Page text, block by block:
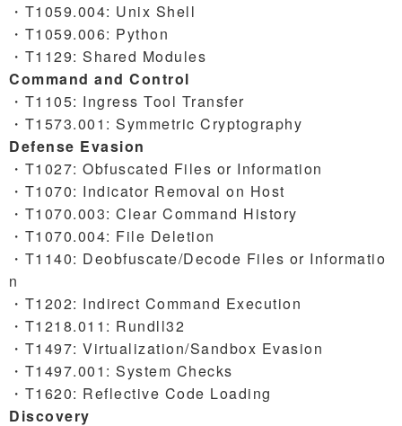
・T1059.004: Unix Shell
・T1059.006: Python
・T1129: Shared Modules
Command and Control
・T1105: Ingress Tool Transfer
・T1573.001: Symmetric Cryptography
Defense Evasion
・T1027: Obfuscated Files or Information
・T1070: Indicator Removal on Host
・T1070.003: Clear Command History
・T1070.004: File Deletion
・T1140: Deobfuscate/Decode Files or Informatio
n
・T1202: Indirect Command Execution
・T1218.011: Rundll32
・T1497: Virtualization/Sandbox Evasion
・T1497.001: System Checks
・T1620: Reflective Code Loading
Discovery